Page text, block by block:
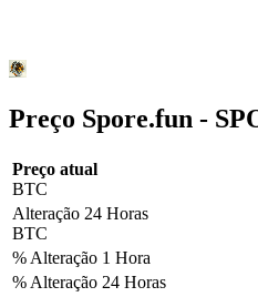
Preço Spore.fun -
Preço atual
BTC
Alteração 24 Horas
BTC
% Alteração 1 Hora
% Alteração 24 Horas